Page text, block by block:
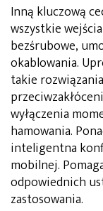
Inną kluczową
wszystkie
bezśrubowe,
okablowania.
takie
wyłączenia
hamowania.
inteligentna
mobilnej.
odpowiednich
zastosowania.